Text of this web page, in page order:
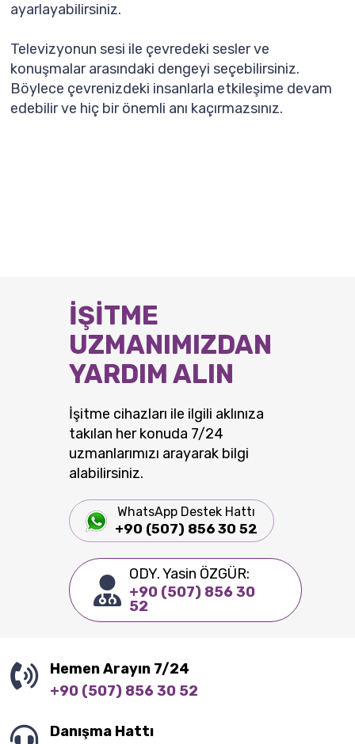
ayarlayabilirsiniz.
Televizyonun sesi ile çevredeki sesler ve
konuşmalar arasındaki dengeyi seçebilirsiniz.
Böylece çevrenizdeki insanlarla etkileşime devam
edebilir ve hiç bir önemli anı kaçırmazsınız.
İŞİTME
UZMANIMIZDAN
YARDIM ALIN
İşitme cihazları ile ilgili aklınıza
takılan her konuda 7/24
uzmanlarımızı arayarak bilgi
alabilirsiniz.
WhatsApp Destek Hattı
+90 (507) 856 30 52
ODY. Yasin ÖZGÜR:
+90 (507) 856 30
52
Hemen Arayın 7/24
+90 (507) 856 30 52
Danışma Hattı